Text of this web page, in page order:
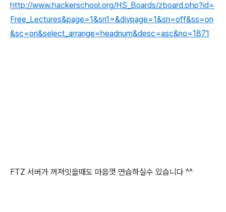
http://www.hackerschool.org/HS_Boards/zboard.php?id=
Free_Lectures&page=1&sn1=&divpage=1&sn=off&ss=on
&sc=on&select_arrange=headnum&desc=asc&no=1871
FTZ 서버가 꺼져잇을때도 마음껏 연습하실수 있습니다 ^^